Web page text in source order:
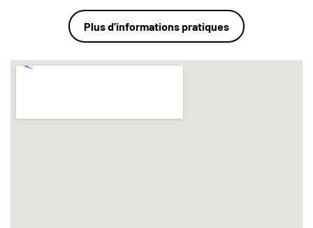
Plus d’informations pratiques